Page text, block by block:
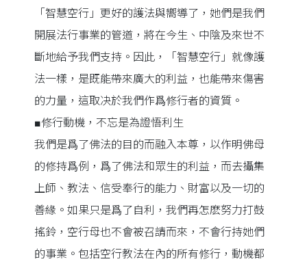
「智慧空行」更好的護法與嚮導了，她們是我們
開展法行事業的管道，將在今生、中陰及來世不
斷地給予我們支持。因此，「智慧空行」就像護
法一樣，是既能帶來廣大的利益，也能帶來傷害
的力量，這取决於我們作爲修行者的資質。
■修行動機，不忘是為證悟利生
我們是爲了佛法的目的而融入本尊，以作明佛母
的修持爲例，爲了佛法和眾生的利益，而去攝集
上師、教法、信受奉行的能力、財富以及一切的
善緣。如果只是爲了自利，我們再怎麽努力打鼓
搖鈴，空行母也不會被召請而來，不會行持她們
的事業。包括空行教法在內的所有修行，動機都